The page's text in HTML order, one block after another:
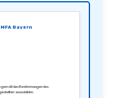
Bayern
gemäß den Bestimmungen des
auszubilden.